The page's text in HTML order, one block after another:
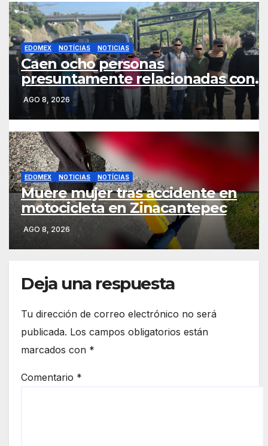
EDOMEX NOTÍCIAS NOTICIAS
Caen ocho personas
presuntamente relacionadas con
homicidio de una mujer en
Naucalpan
AGO 8, 2026
EDOMEX NOTICIAS NOTÍCIAS
Muere mujer tras accidente en
motocicleta en Zinacantepec
AGO 8, 2026
Deja una respuesta
Tu dirección de correo electrónico no será
publicada. Los campos obligatorios están
marcados con *
Comentario *